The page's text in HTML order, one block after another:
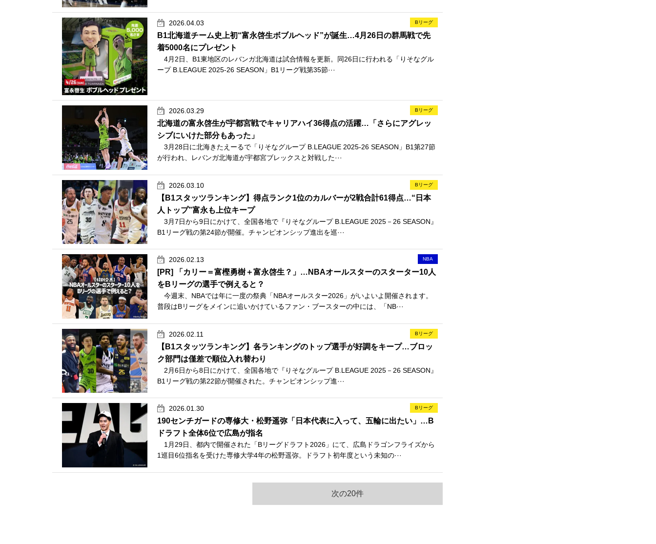
Bリーグ
2026.04.03
B1北海道チーム史上初“富永啓生ボブルヘッド”が誕生…4月26日の群馬戦で先
着5000名にプレゼント
4月2日、B1東地区のレバンガ北海道は試合情報を更新。同26日に行われる「りそなグル
ープ B.LEAGUE 2025-26 SEASON」B1リーグ戦第35節···
Bリーグ
2026.03.29
北海道の富永啓生が宇都宮戦でキャリアハイ36得点の活躍…「さらにアグレッ
シブにいけた部分もあった」
3月28日に北海きたえーるで「りそなグループ B.LEAGUE 2025-26 SEASON」B1第27節
が行われ、レバンガ北海道が宇都宮ブレックスと対戦した···
Bリーグ
2026.03.10
【B1スタッツランキング】得点ランク1位のカルバーが2戦合計61得点…“日本
人トップ”富永も上位キープ
3月7日から9日にかけて、全国各地で『りそなグループ B.LEAGUE 2025－26 SEASON』
B1リーグ戦の第24節が開催。チャンピオンシップ進出を巡···
NBA
2026.02.13
[PR] 「カリー＝富樫勇樹＋富永啓生？」…NBAオールスターのスターター10人
をBリーグの選手で例えると？
今週末、NBAでは年に一度の祭典「NBAオールスター2026」がいよいよ開催されます。
普段はBリーグをメインに追いかけているファン・ブースターの中には、「NB···
Bリーグ
2026.02.11
【B1スタッツランキング】各ランキングのトップ選手が好調をキープ…ブロッ
ク部門は僅差で順位入れ替わり
2月6日から8日にかけて、全国各地で『りそなグループ B.LEAGUE 2025－26 SEASON』
B1リーグ戦の第22節が開催された。チャンピオンシップ進···
Bリーグ
2026.01.30
190センチガードの専修大・松野遥弥「日本代表に入って、五輪に出たい」…B
ドラフト全体6位で広島が指名
1月29日、都内で開催された「Bリーグドラフト2026」にて、広島ドラゴンフライズから
1巡目6位指名を受けた専修大学4年の松野遥弥。ドラフト初年度という未知の···
次の20件